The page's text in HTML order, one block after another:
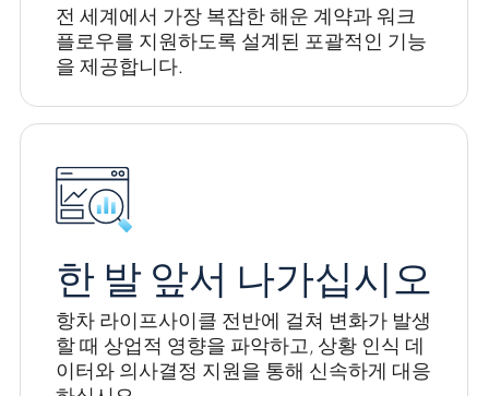
전 세계에서 가장 복잡한 해운 계약과 워크
플로우를 지원하도록 설계된 포괄적인 기능
을 제공합니다.
한 발 앞서 나가십시오
항차 라이프사이클 전반에 걸쳐 변화가 발생
할 때 상업적 영향을 파악하고, 상황 인식 데
이터와 의사결정 지원을 통해 신속하게 대응